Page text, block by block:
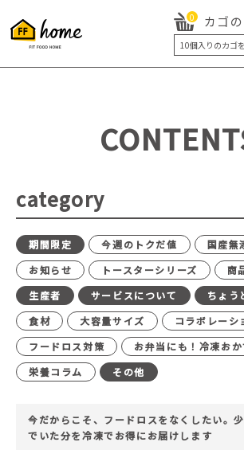
0 カゴ
10個入りのカ
5個入り
20個入り
最
category
期間限定 今週のトクだ値
国産無
お知らせ
トースターシリーズ
商
生産者
サービスについて
ちょう
食材
大容量サイズ
コラボレーシ
フードロス対策
お弁当にも！冷凍お
栄養コラム
その他
今だからこそ、フードロスをなくしたい。
でいた分を冷凍でお得にお届けします